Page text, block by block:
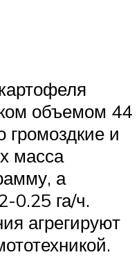
объемом 44
громоздкие и
масса
а
0.25 га/ч.
агрегируют